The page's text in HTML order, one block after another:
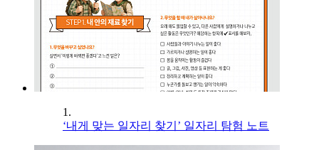
1.
‘내게 맞는 일자리 찾기’ 일자리 탐험 노트